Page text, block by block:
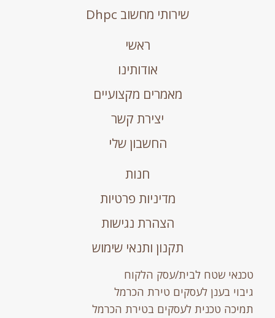
שירותי מחשוב Dhpc
ראשי
אודותינו
מאמרים מקצועיים
יצירת קשר
החשבון שלי
חנות
מדיניות פרטיות
הצהרת נגישות
תקנון ותנאי שימוש
טכנאי שטח לבית/עסק הלקוח
גיבוי בענן לעסקים טירת הכרמל
תמיכה טכנית לעסקים בטירת הכרמל